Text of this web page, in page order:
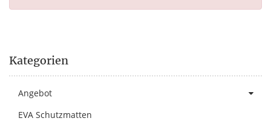
Kategorien
Angebot
EVA Schutzmatten